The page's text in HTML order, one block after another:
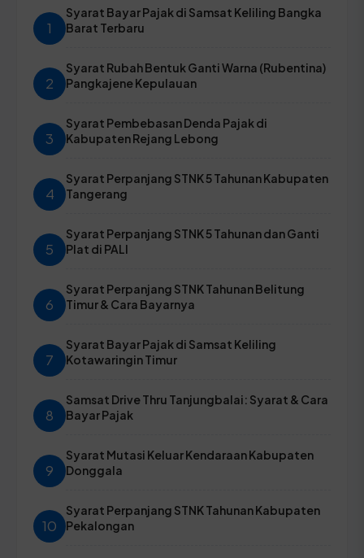
1
Syarat Bayar Pajak di Samsat Keliling Bangka
Barat Terbaru
2
Syarat Rubah Bentuk Ganti Warna (Rubentina)
Pangkajene Kepulauan
3
Syarat Pembebasan Denda Pajak di
Kabupaten Rejang Lebong
4
Syarat Perpanjang STNK 5 Tahunan Kabupaten
Tangerang
5
Syarat Perpanjang STNK 5 Tahunan dan Ganti
Plat di PALI
6
Syarat Perpanjang STNK Tahunan Belitung
Timur & Cara Bayarnya
7
Syarat Bayar Pajak di Samsat Keliling
Kotawaringin Timur
8
Samsat Drive Thru Tanjungbalai: Syarat & Cara
Bayar Pajak
9
Syarat Mutasi Keluar Kendaraan Kabupaten
Donggala
10
Syarat Perpanjang STNK Tahunan Kabupaten
Pekalongan